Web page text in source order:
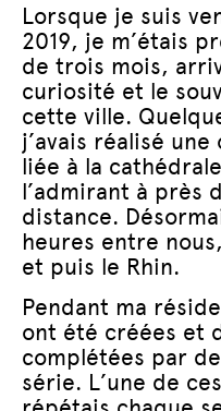
Lorsque je suis
2019, je m’étais
de trois mois,
curiosité et le
cette ville.
j’avais réalisé
liée à la
l’admirant à près
distance.
heures entre
et puis le Rhin.
Pendant ma
ont été créées et
complétées par
série. L’une de